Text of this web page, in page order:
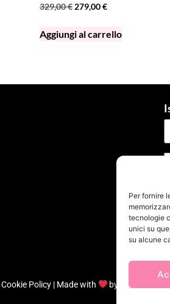
Per fornire
tecnologie
unici su
su alcune
329,00€ 279,00€
Aggiungi al carrello
Cookie Policy| Made with by Jenny Mina